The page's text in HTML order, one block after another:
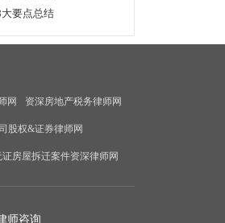
要点总结
网 资深房地产税务律师网
股权&证券律师网
房屋拆迁案件资深律师网
师咨询